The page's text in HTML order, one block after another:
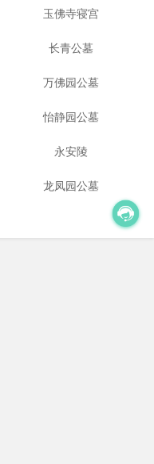
园
玉佛寺寝宫
长青公墓
万佛园公墓
怡静园公墓
永安陵
龙凤园公墓